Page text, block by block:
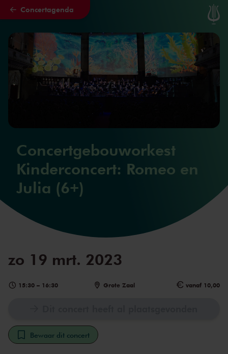
Naar hoofdcontent
Concertagenda
Concertgebouworkest
Kinderconcert: Romeo en
Julia (6+)
zo 19 mrt. 2023
15:30 – 16:30 Grote Zaal vanaf 10,00
Bewaar dit concert